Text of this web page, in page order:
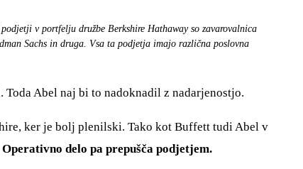
v portfelju družbe Berkshire Hathaway so zavarovalnica
Sachs in druga. Vsa ta podjetja imajo različna poslovna
Abel naj bi to nadoknadil z nadarjenostjo.
ker je bolj plenilski. Tako kot Buffett tudi Abel v
delo pa prepušča podjetjem.